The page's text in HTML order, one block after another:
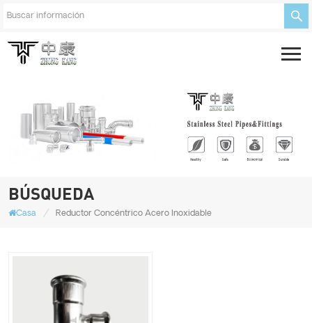
BÚSQUEDA
Casa / Reductor Concéntrico Acero Inoxidable